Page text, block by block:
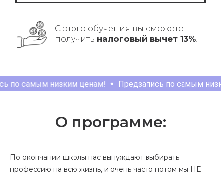
низким ценам! Предзапись по самым низким
О программе:
По окончании школы нас вынуждают выбирать
профессию на всю жизнь, и очень часто потом мы НЕ